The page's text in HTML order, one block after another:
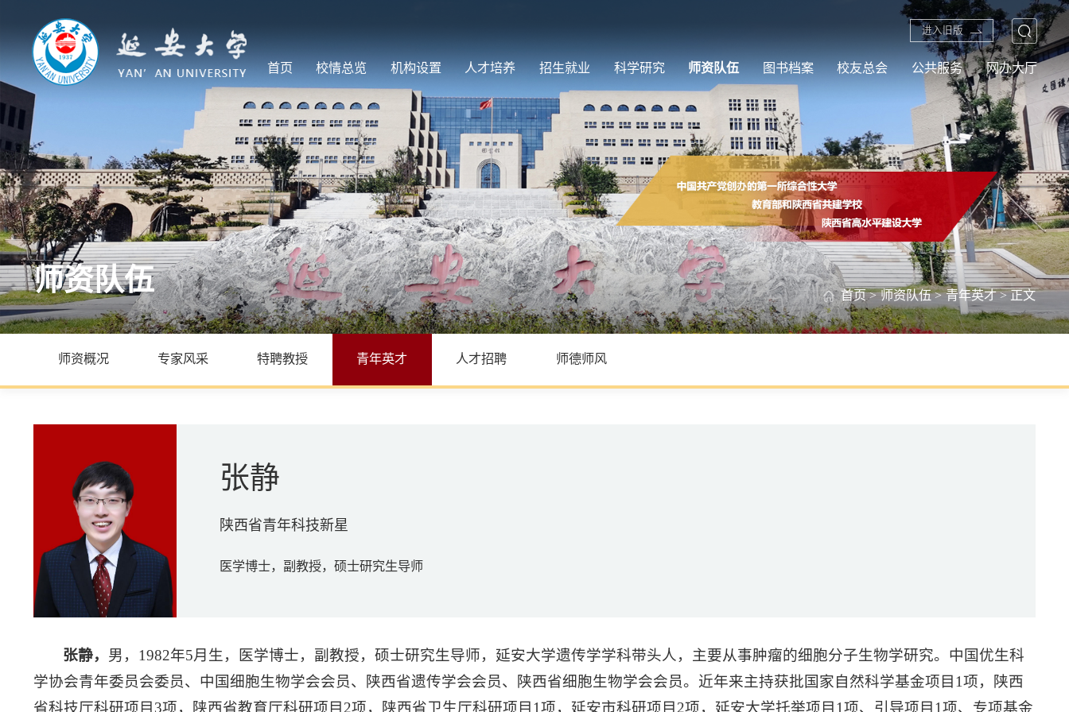
进入旧版
首页 校情总览 机构设置 人才培养 招生就业 科学研究 师资队伍 图书档案 校友总会 公共服务 网办大厅
师资队伍 首页 > 师资队伍 > 青年英才 > 正文
师资概况 专家风采 特聘教授 青年英才 人才招聘 师德师风
张静
陕西省青年科技新星
医学博士，副教授，硕士研究生导师
张静， 男，1982年5月生，医学博士，副教授，硕士研究生导师，延安大学遗传学学科带头人，主要从事肿瘤的细胞分子生物学研究。中国优生科
学协会青年委员会委员、中国细胞生物学会会员、陕西省遗传学会会员、陕西省细胞生物学会会员。近年来主持获批国家自然科学基金项目1项，陕西
省科技厅科研项目3项，陕西省教育厅科研项目2项，陕西省卫生厅科研项目1项，延安市科研项目2项，延安大学托举项目1项、引导项目1项、专项基金